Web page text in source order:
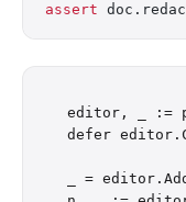
assert
editor, _ :=
defer
_ =